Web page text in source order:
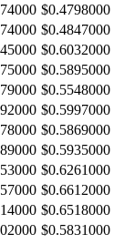
$0.4798000
$0.4847000
$0.6032000
$0.5895000
$0.5548000
$0.5997000
$0.5869000
$0.5935000
$0.6261000
$0.6612000
$0.6518000
$0.5831000